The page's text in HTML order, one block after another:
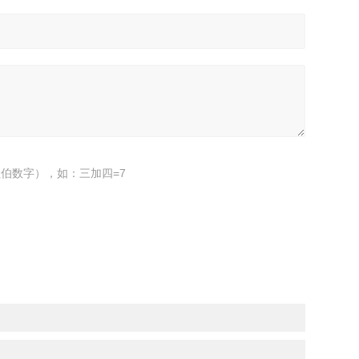
数字），如：三加四=7